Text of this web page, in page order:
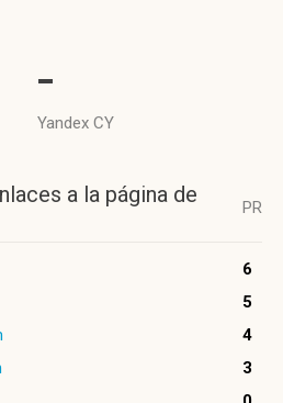
-
Yandex CY
a la página de
PR
6
5
4
3